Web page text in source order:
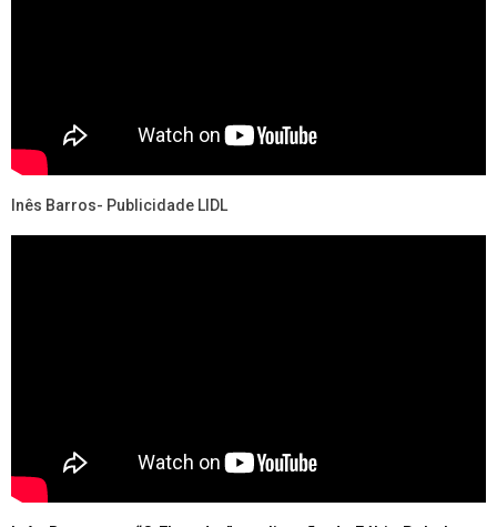
Inês Barros- Publicidade LIDL